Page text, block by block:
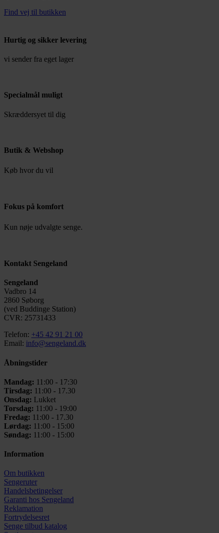
Find vej til butikken
Hurtig og sikker levering
vi sender fra eget lager
Specialmål muligt
Skræddersyet til dig
Butik & Webshop
Køb hvor du vil
Fokus på komfort
Kun nøje udvalgte senge.
Kontakt Sengeland
Sengeland
Vadbro 14
2860 Søborg
(ved Buddinge Station)
CVR: 25731433
Telefon: +45 42 91 21 00
Email: info@sengeland.dk
Åbningstider
Mandag: 11:00 - 17:30
Tirsdag: 11:00 - 17.30
Onsdag: Lukket
Torsdag: 11:00 - 19:00
Fredag: 11:00 - 17.30
Lørdag: 11:00 - 15:00
Søndag: 11:00 - 15:00
Information
Om butikken
Sengeruter
Handelsbetingelser
Garanti hos Sengeland
Reklamation
Fortrydelsesret
Senge tilbud katalog